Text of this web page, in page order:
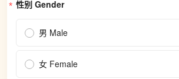
性别 Gender
男 Male
女 Female